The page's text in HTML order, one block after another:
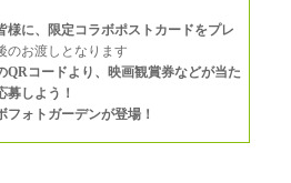
に、限定コラボポストカードをプレ
お渡しとなります
コードより、映画観賞券などが当た
募しよう！
ォトガーデンが登場！